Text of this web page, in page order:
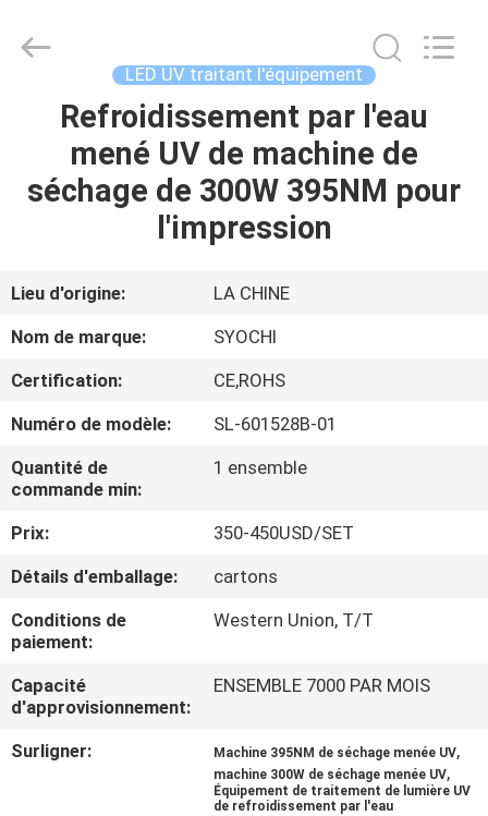
MAISON
PRODUITS
SUJET
DE
NOUS
VISITE
D'USINE
CONTRÔLE
DE
QUALITÉ
CONTACTEZ-
NOUS
Syochi
Electronics
LED UV traitant l'équipement
Refroidissement par l'eau
mené UV de machine de
séchage de 300W 395NM pour
l'impression
Lieu d'origine:
LA CHINE
Nom de marque:
SYOCHI
Certification:
CE,ROHS
Numéro de modèle:
SL-601528B-01
Quantité de
commande min:
1 ensemble
Prix:
350-450USD/SET
Détails d'emballage:
cartons
Conditions de
paiement:
Western Union, T/T
Capacité
d'approvisionnement:
ENSEMBLE 7000 PAR MOIS
Surligner: Machine 395NM de séchage menée UV,
machine 300W de séchage menée UV,
Équipement de traitement de lumière UV
de refroidissement par l'eau